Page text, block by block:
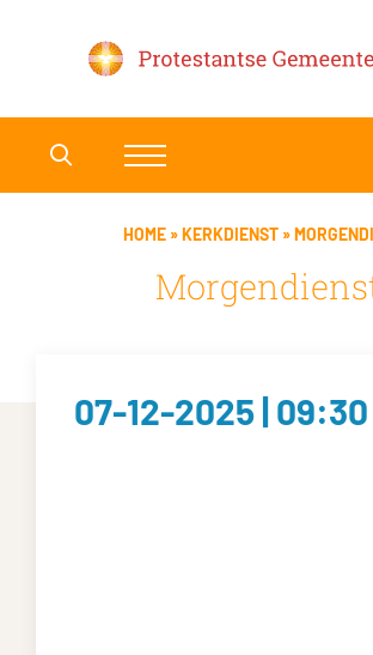
HOME»KERKDIENST»
07-12-2025 | 09:30